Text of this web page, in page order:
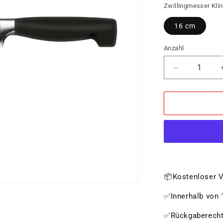
Zwillingmesser
16 cm
Anzahl
Verringere
die
Menge
ZWILLING
Sterne
📦Kostenloser
✅Innerhalb von